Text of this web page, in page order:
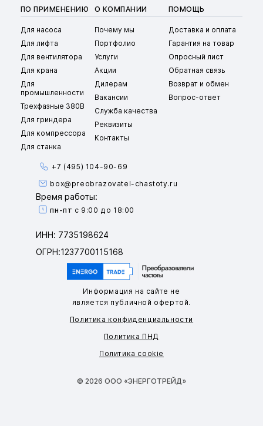
ПО ПРИМЕНЕНИЮ
Для насоса
Для лифта
Для вентилятора
Для крана
Для
промышленности
Трехфазные 380В
Для гриндера
Для компрессора
Для станка
О КОМПАНИИ
Почему мы
Портфолио
Услуги
Акции
Дилерам
Вакансии
Служба качества
Реквизиты
Контакты
ПОМОЩЬ
Доставка и оплата
Гарантия на товар
Опросный лист
Обратная связь
Возврат и обмен
Вопрос-ответ
+7 (495) 104-90-69
box@preobrazovatel-chastoty.ru
Время работы:
пн-пт с 9:00 до 18:00
ИНН: 7735198624
ОГРН:1237700115168
Информация на сайте не
является публичной офертой.
Политика конфиденциальности
Политика ПНД
Политика cookie
© 2026 ООО «ЭНЕРГОТРЕЙД»